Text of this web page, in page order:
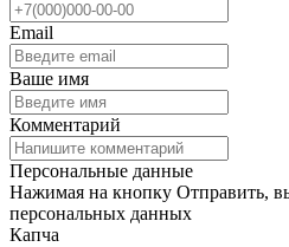
Email
Ваше имя
Комментарий
Персональные данные
Нажимая на кнопку Отправить,
персональных данных
Капча